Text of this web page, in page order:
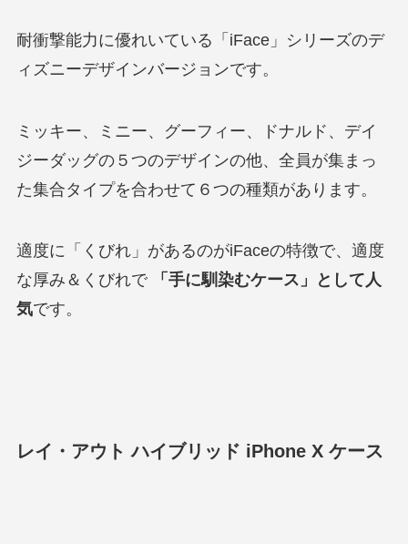
耐衝撃能力に優れいている「iFace」シリーズのデ
ィズニーデザインバージョンです。
ミッキー、ミニー、グーフィー、ドナルド、デイ
ジーダッグの５つのデザインの他、全員が集まっ
た集合タイプを合わせて６つの種類があります。
適度に「くびれ」があるのがiFaceの特徴で、適度
な厚み＆くびれで
「手に馴染むケース」として人
気です。
レイ・アウト ハイブリッド iPhone X ケース